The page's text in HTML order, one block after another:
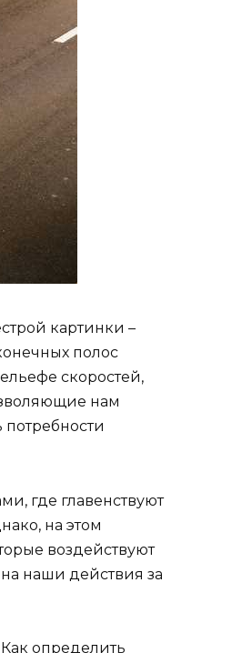
картинки –
полос
скоростей,
нам
потребности
где главенствуют
на этом
воздействуют
наши действия за
определить